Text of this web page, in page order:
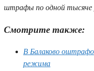
штрафы по одной тысяче
Смотрите также:
В Балаково
режима